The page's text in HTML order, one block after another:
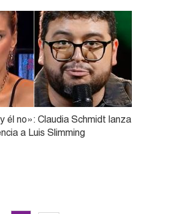
él no»: Claudia Schmidt lanza
a Luis Slimming